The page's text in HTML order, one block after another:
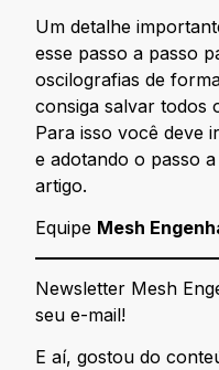
Um detalhe
esse passo a passo
oscilografias de
consiga salvar todos
Para isso você deve
e adotando o passo
artigo.
Equipe Mesh
Newsletter Mesh
seu e-mail!
E aí, gostou do